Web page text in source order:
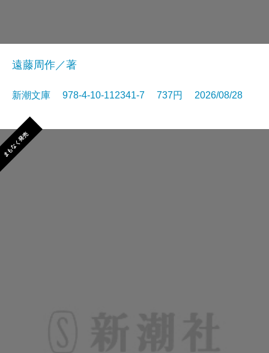
遠藤周作／著
新潮文庫 978-4-10-112341-7 737円 2026/08/28
まもなく発売